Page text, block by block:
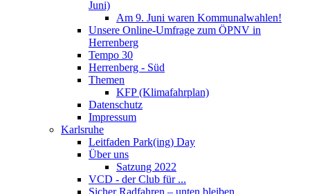
Juni)
Am 9. Juni waren Kommunalwahlen!
Unsere Online-Umfrage zum ÖPNV in
Herrenberg
Tempo 30
Herrenberg - Süd
Themen
KFP (Klimafahrplan)
Datenschutz
Impressum
Karlsruhe
Leitfaden Park(ing) Day
Über uns
Satzung 2022
VCD - der Club für ...
Sicher Radfahren – unten bleiben